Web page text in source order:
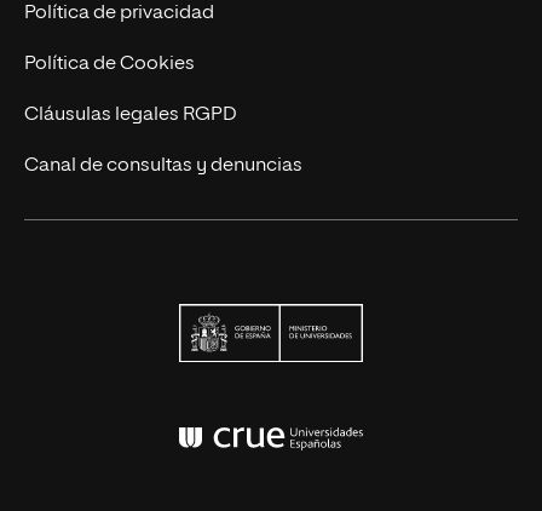
Contacto
Política de privacidad
Política de Cookies
Cláusulas legales RGPD
Canal de consultas y denuncias
Conferencia de